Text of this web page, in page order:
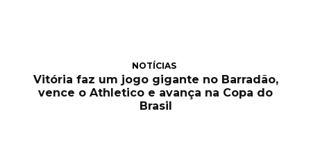
NOTÍCIAS
Vitória faz um jogo gigante no Barradão,
vence o Athletico e avança na Copa do
Brasil